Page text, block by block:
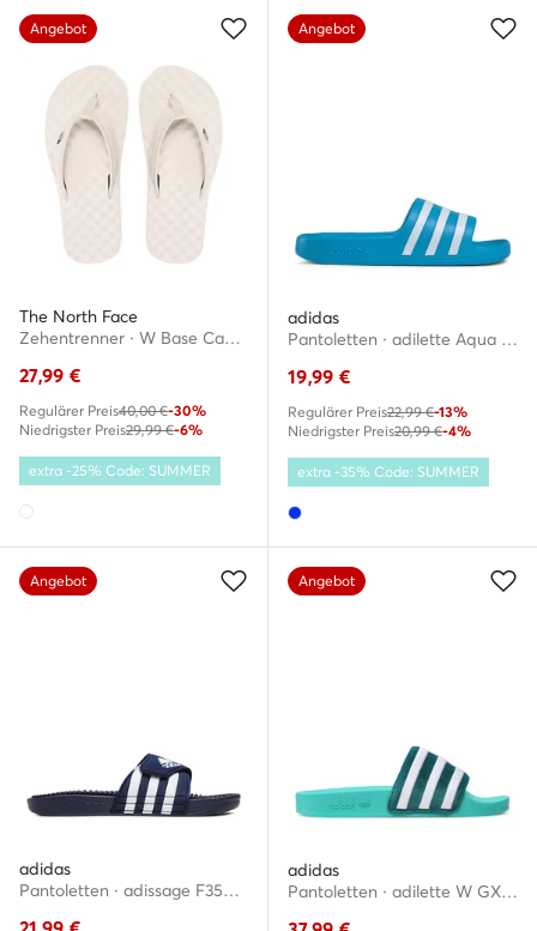
Angebot
The North Face
Zehentrenner · W Base Camp Mini II NF0A47ABQ4C-050 · Weiß
27,99 €
Regulärer Preis40,00 €-30%
Niedrigster Preis29,99 €-6%
extra -25% Code: SUMMER
Angebot
adidas
Pantoletten · adilette Aqua FY8047 · Blau
19,99 €
Regulärer Preis22,99 €-13%
Niedrigster Preis20,99 €-4%
extra -35% Code: SUMMER
Angebot
adidas
Pantoletten · adissage F35579 · Dunkelblau
Angebot
adidas
Pantoletten · adilette W GX3371 · Grün